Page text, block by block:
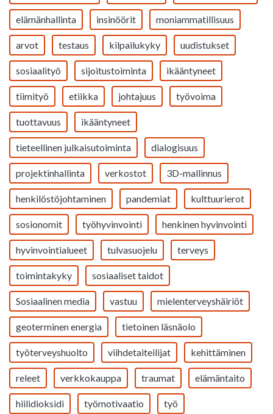
elämänhallinta insinöörit moniammatillisuus
arvot testaus kilpailukyky uudistukset
sosiaalityö sijoitustoiminta ikääntyneet
tiimityö etiikka johtajuus työvoima
tuottavuus ikääntyneet
tieteellinen julkaisutoiminta dialogisuus
projektinhallinta verkostot 3D-mallinnus
henkilöstöjohtaminen pandemiat kulttuurierot
sosionomit työhyvinvointi henkinen hyvinvointi
hyvinvointialueet tulvasuojelu terveys
toimintakyky sosiaaliset taidot
Sosiaalinen media vastuu mielenterveyshäiriöt
geoterminen energia tietoinen läsnäolo
työterveyshuolto viihdetaiteilijat kehittäminen
releet verkkokauppa traumat elämäntaito
hiilidioksidi työmotivaatio työ